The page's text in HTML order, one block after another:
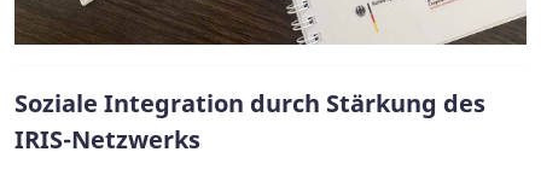
Soziale Integration durch Stärkung des
IRIS-Netzwerks